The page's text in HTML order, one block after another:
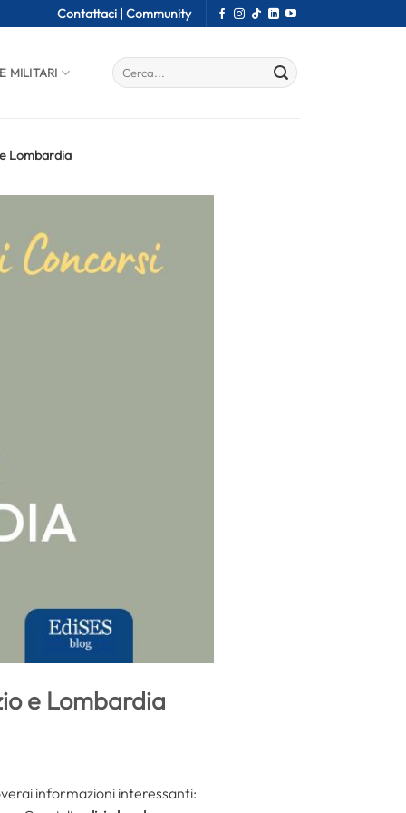
Contattaci | Community
MILITARI
Lombardia
e Lombardia
informazioni interessanti: